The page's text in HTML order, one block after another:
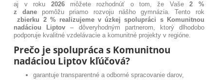
aj v roku 2026môžete rozhodnúť o tom, že Vaše2 %
z danepomôžu priamo rozvoju nášho gymnázia. Tento rok
zbierku 2 % realizujeme v úzkej spolupráci s Komunitnou
nadáciou Liptov – dôveryhodným partnerom, ktorý dlhodobo
podporuje kvalitné vzdelávacie a komunitné projekty v regióne.
Prečo je spolupráca s Komunitnou
nadáciou Liptov kľúčová?
garantuje transparentné a odborné spracovanie darov,